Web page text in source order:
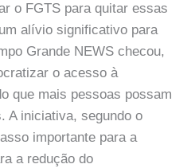
o FGTS para quitar essas
alívio significativo para
Grande NEWS checou,
o acesso à
que mais pessoas possam
A iniciativa, segundo o
importante para a
a redução do